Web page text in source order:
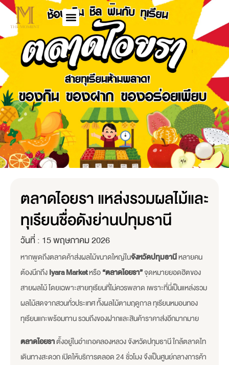
ตลาดไอยรา แหล่งรวมผลไม้และ
ทุเรียนชื่อดังย่านปทุมธานี
วันที่ : 15 พฤษภาคม 2026
หากพูดถึงตลาดค้าส่งผลไม้ขนาดใหญ่ในจังหวัดปทุมธานีหลายคน
ต้องนึกถึงIyara Marketหรือ“ตลาดไอยรา”จุดหมายยอดฮิตของ
สายผลไม้ โดยเฉพาะสายทุเรียนที่ไม่ควรพลาด เพราะที่นี่เป็นแหล่งรวม
ผลไม้สดจากสวนทั่วประเทศ ทั้งผลไม้ตามฤดูกาล ทุเรียนหมอนทอง
ทุเรียนแกะพร้อมทาน รวมถึงของฝากและสินค้าราคาส่งอีกมากมาย
ตลาดไอยราตั้งอยู่ในอำเภอคลองหลวง จังหวัดปทุมธานี ใกล้ตลาดไท
เดินทางสะดวก เปิดให้บริการตลอด 24 ชั่วโมง จึงเป็นศูนย์กลางการค้า